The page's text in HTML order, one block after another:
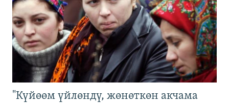
"Күйөөм үйлөндү, жөнөткөн акчама